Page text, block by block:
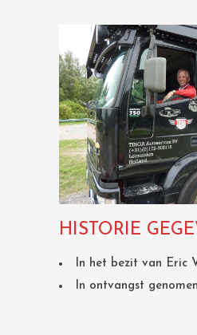
HISTORIE
In het bezit van Eric
In ontvangst